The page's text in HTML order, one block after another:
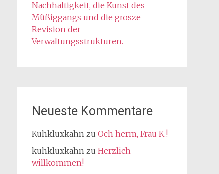
Nachhaltigkeit, die Kunst des
Müßiggangs und die grosze
Revision der
Verwaltungsstrukturen.
Neueste Kommentare
Kuhkluxkahnzu Och herm, Frau K.!
kuhkluxkahnzu Herzlich
willkommen!